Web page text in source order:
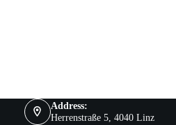
Address:
Herrenstraße 5, 4040 Linz